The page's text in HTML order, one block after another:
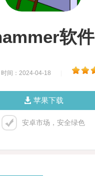
软件
时间：2024-04-18
苹果下载
安卓市场，安全绿色